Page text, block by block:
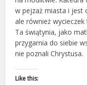
w pejzaż miasta i jest
ale również
Ta świątynia, jako
przygarnia do siebie
nie poznali Chrystusa.
Like this: